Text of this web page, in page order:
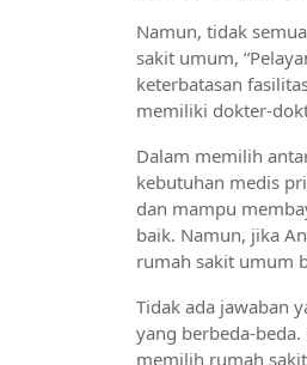
Namun, tidak
sakit umum,
keterbatasan
memiliki dokter-
Dalam memilih
kebutuhan medis
dan mampu
baik. Namun, jika
rumah sakit umum
Tidak ada jawaban
yang berbeda-
memilih rumah